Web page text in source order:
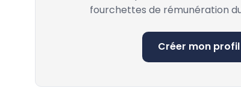
fourchettes de rémunération
Créer mon profil